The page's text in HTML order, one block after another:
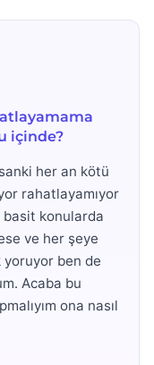
içinde?
her an kötü
rahatlayamıyor
basit konularda
ve her şeye
yoruyor ben de
Acaba bu
ona nasıl